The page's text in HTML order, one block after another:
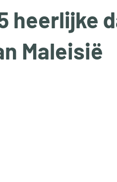
heerlijke
Maleisië